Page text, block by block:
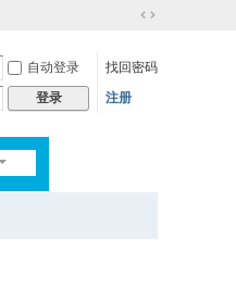
到
自动登录
找回密码
登录 注册